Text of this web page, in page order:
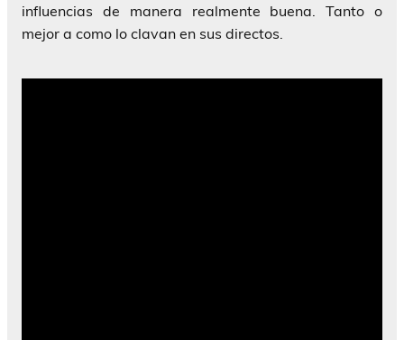
influencias de manera realmente buena. Tanto o
mejor a como lo clavan en sus directos.